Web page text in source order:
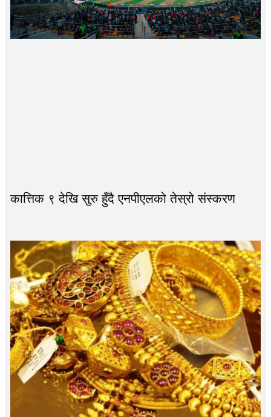
कात्तिक ९ देखि सुरु हुँदै एनपीएलको तेस्रो संस्करण